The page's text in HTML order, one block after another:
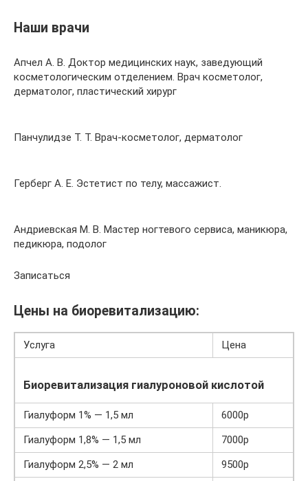
Наши врачи
Апчел А. В. Доктор медицинских наук, заведующий
косметологическим отделением. Врач косметолог,
дерматолог, пластический хирург
Панчулидзе Т. Т. Врач-косметолог, дерматолог
Герберг А. Е. Эстетист по телу, массажист.
Андриевская М. В. Мастер ногтевого сервиса, маникюра,
педикюра, подолог
Записаться
Цены на биоревитализацию:
Услуга Цена
Биоревитализация гиалуроновой кислотой
Гиалуформ 1% — 1,5 мл
6000р
Гиалуформ 1,8% — 1,5 мл
7000р
Гиалуформ 2,5% — 2 мл
9500р